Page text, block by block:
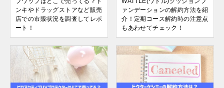
ンキやドラッグストアなど販売
店での市販状況を調査してレポ
ート！
ァンデーションの解約方法を紹
介！定期コース解約時の注意点
もあわせてチェック！